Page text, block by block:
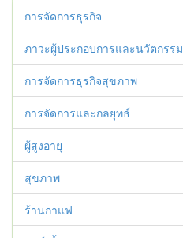
การจัดการธุรกิจ
ภาวะผู้ประกอบการและนวัตกรรม
การจัดการธุรกิจสุขภาพ
การจัดการและกลยุทธ์
ผู้สูงอายุ
สุขภาพ
ร้านกาแฟ